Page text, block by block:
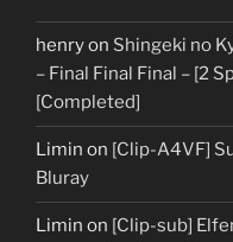
henryon Shingeki no
– Final Final Final – [2
[Completed]
Limin on [Clip-A4VF]
Bluray
Limin on [Clip-sub]